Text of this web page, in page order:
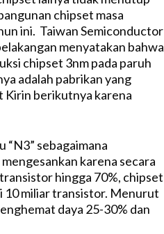
M
u
e
chipset masa
ini. Taiwan Semiconductor
menyatakan bahwa
chipset 3nm pada paruh
adalah pabrikan yang
Kirin berikutnya karena
“N3” sebagaimana
karena secara
hingga 70%, chipset
10 miliar transistor. Menurut
daya 25-30% dan